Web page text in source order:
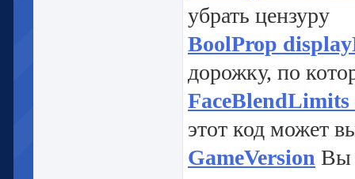
убрать цензуру
BoolProp
дорожку, по
этот код может
GameVersion Вы